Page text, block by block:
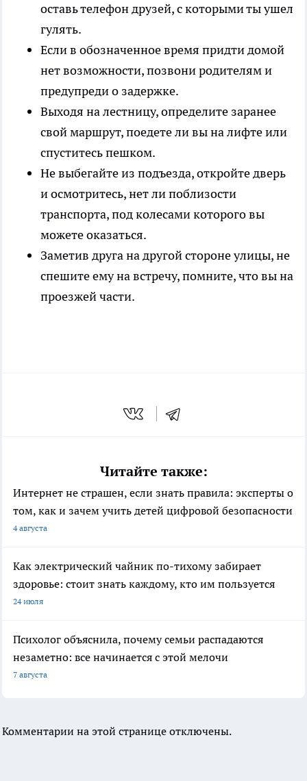
оставь телефон друзей, с которыми ты ушел
гулять.
Если в обозначенное время придти домой
нет возможности, позвони родителям и
предупреди о задержке.
Выходя на лестницу, определите заранее
свой маршрут, поедете ли вы на лифте или
спуститесь пешком.
Не выбегайте из подъезда, откройте дверь
и осмотритесь, нет ли поблизости
транспорта, под колесами которого вы
можете оказаться.
Заметив друга на другой стороне улицы, не
спешите ему на встречу, помните, что вы на
проезжей части.
Читайте также:
Интернет не страшен, если знать правила: эксперты о
том, как и зачем учить детей цифровой безопасности
4 августа
Как электрический чайник по-тихому забирает
здоровье: стоит знать каждому, кто им пользуется
24 июля
Психолог объяснила, почему семьи распадаются
незаметно: все начинается с этой мелочи
7 августа
Комментарии на этой странице отключены.